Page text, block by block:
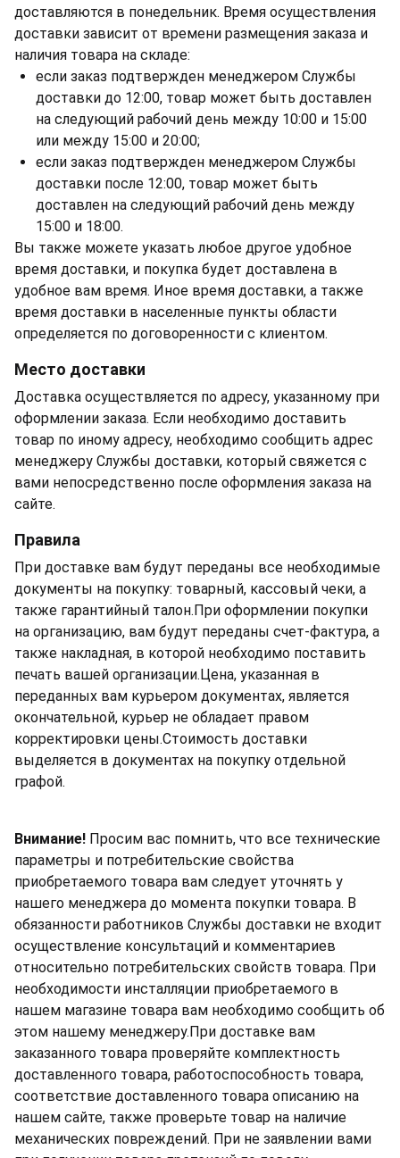
доставляются в понедельник. Время осуществления
доставки зависит от времени размещения заказа и
наличия товара на складе:
если заказ подтвержден менеджером Службы
доставки до 12:00, товар может быть доставлен
на следующий рабочий день между 10:00 и 15:00
или между 15:00 и 20:00;
если заказ подтвержден менеджером Службы
доставки после 12:00, товар может быть
доставлен на следующий рабочий день между
15:00 и 18:00.
Вы также можете указать любое другое удобное
время доставки, и покупка будет доставлена в
удобное вам время. Иное время доставки, а также
время доставки в населенные пункты области
определяется по договоренности с клиентом.
Место доставки
Доставка осуществляется по адресу, указанному при
оформлении заказа. Если необходимо доставить
товар по иному адресу, необходимо сообщить адрес
менеджеру Службы доставки, который свяжется с
вами непосредственно после оформления заказа на
сайте.
Правила
При доставке вам будут переданы все необходимые
документы на покупку: товарный, кассовый чеки, а
также гарантийный талон.При оформлении покупки
на организацию, вам будут переданы счет-фактура, а
также накладная, в которой необходимо поставить
печать вашей организации.Цена, указанная в
переданных вам курьером документах, является
окончательной, курьер не обладает правом
корректировки цены.Стоимость доставки
выделяется в документах на покупку отдельной
графой.
Внимание! Просим вас помнить, что все технические
параметры и потребительские свойства
приобретаемого товара вам следует уточнять у
нашего менеджера до момента покупки товара. В
обязанности работников Службы доставки не входит
осуществление консультаций и комментариев
относительно потребительских свойств товара. При
необходимости инсталляции приобретаемого в
нашем магазине товара вам необходимо сообщить об
этом нашему менеджеру.При доставке вам
заказанного товара проверяйте комплектность
доставленного товара, работоспособность товара,
соответствие доставленного товара описанию на
нашем сайте, также проверьте товар на наличие
механических повреждений. При не заявлении вами